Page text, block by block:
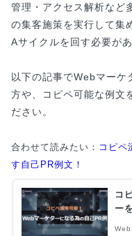
管理・アクセス解析など
の集客施策を実行して集
Aサイクルを回す必要があ
以下の記事でWebマーケ
方や、コピペ可能な例文
ださい。
合わせて読みたい： コピペ
す自己PR例文！
コ
ー
Web